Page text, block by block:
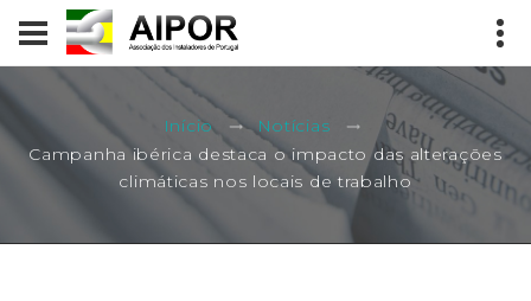
Início
Notícias
Campanha ibérica destaca o impacto das alterações
climáticas nos locais de trabalho